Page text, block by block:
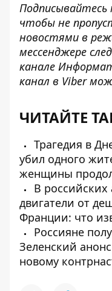
чтобы не
новостями в
мессенджере
канале
канал в Viber
ЧИТАЙТЕ
Трагедия в
убил одного
женщины
В
двигатели от
Франции: что
Россияне
Зеленский
новому